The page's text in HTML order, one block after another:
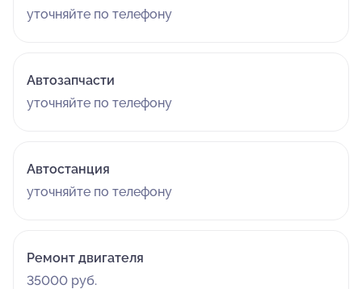
уточняйте по телефону
Автозапчасти
уточняйте по телефону
Автостанция
уточняйте по телефону
Ремонт двигателя
35000 руб.